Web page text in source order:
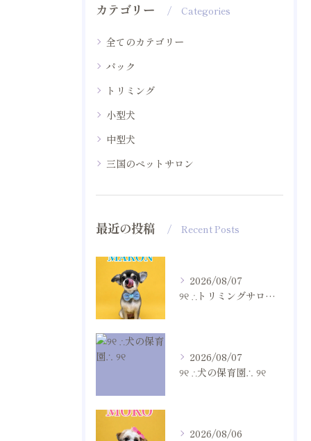
カテゴリー Categories
全てのカテゴリー
パック
トリミング
小型犬
中型犬
三国のペットサロン
最近の投稿 Recent Posts
2026/08/07
୨୧ ∴トリミングサロン∴ ୨୧
2026/08/07
୨୧ ∴犬の保育園∴ ୨୧
2026/08/06